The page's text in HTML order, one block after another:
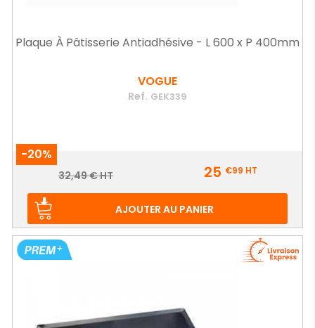
Plaque À Pâtisserie Antiadhésive - L 600 x P 400mm
VOGUE
Ref. GEK339
-20%
Prix
Prix
32,49 € HT 25 €99 HT
AJOUTER AU PANIER